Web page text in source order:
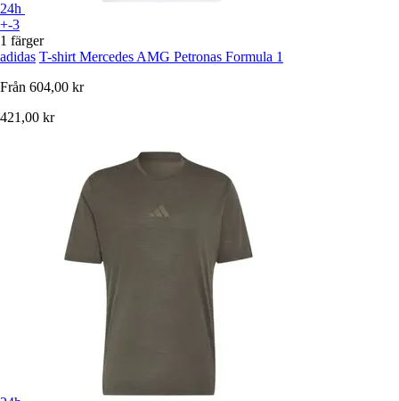
24h
+-3
1 färger
adidas T-shirt Mercedes AMG Petronas Formula 1
Från 604,00 kr
421,00 kr